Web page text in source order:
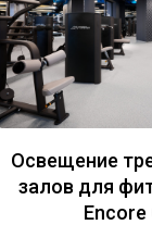
Освещение
залов для
Encore